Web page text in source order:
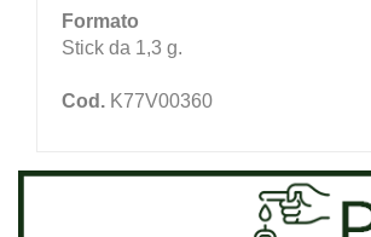
Formato
Stick da 1,3 g.
Cod. K77V00360